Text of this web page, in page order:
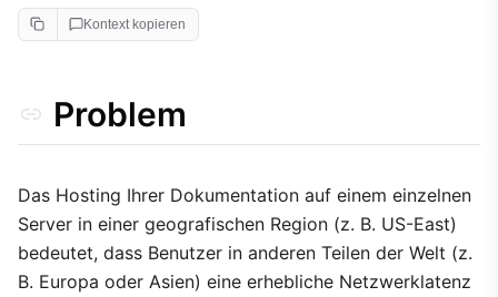
Kontext kopieren
Problem
Das Hosting Ihrer Dokumentation auf einem einzelnen
Server in einer geografischen Region (z. B. US-East)
bedeutet, dass Benutzer in anderen Teilen der Welt (z.
B. Europa oder Asien) eine erhebliche Netzwerklatenz
Problem
Warum es wichtig ist
Implementierung
2. Build automatisieren
3. Verifizierung
Abwägungen